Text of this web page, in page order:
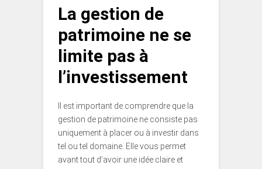
La gestion de
patrimoine ne se
limite pas à
l’investissement
Il est important de comprendre que la
gestion de patrimoine ne consiste pas
uniquement à placer ou à investir dans
tel ou tel domaine. Elle vous permet
avant tout d’avoir une idée claire et